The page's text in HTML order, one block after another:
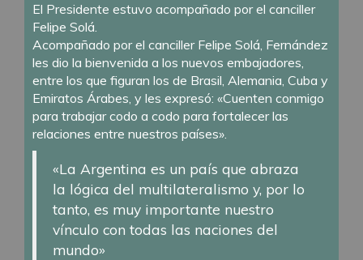
El Presidente estuvo acompañado por el canciller
Felipe Solá.
Acompañado por el canciller Felipe Solá, Fernández
les dio la bienvenida a los nuevos embajadores,
entre los que figuran los de Brasil, Alemania, Cuba y
Emiratos Árabes, y les expresó: «Cuenten conmigo
para trabajar codo a codo para fortalecer las
relaciones entre nuestros países».
«La Argentina es un país que abraza
la lógica del multilateralismo y, por lo
tanto, es muy importante nuestro
vínculo con todas las naciones del
mundo»